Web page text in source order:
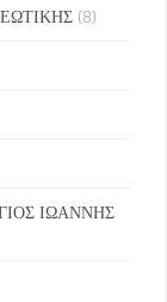
(8)
ΙΩΑΝΝΗΣ